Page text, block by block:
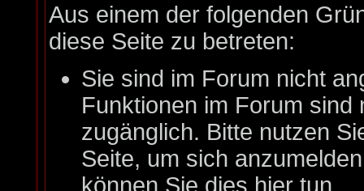
Aus einem der folgenden
diese Seite zu betreten:
Sie sind im Forum nicht
Funktionen im Forum
zugänglich. Bitte nutzen
Seite, um sich
können Sie dies hier tun.